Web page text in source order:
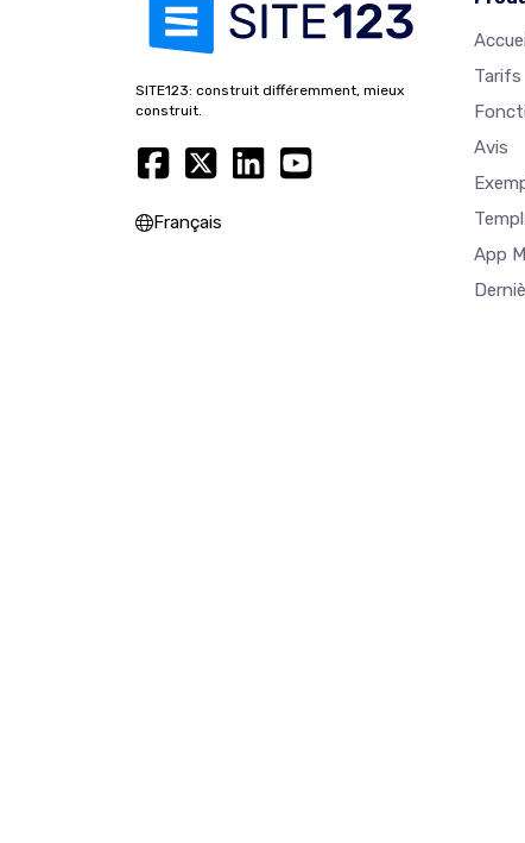
SITE123: construit différemment, mieux
construit.
Français
Tarifs
Avis
App